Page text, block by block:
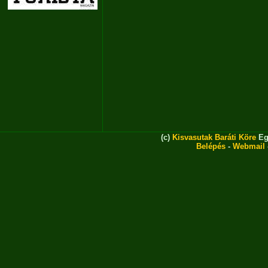
(c) Kisvasutak Baráti Köre
Belépés - Webmail